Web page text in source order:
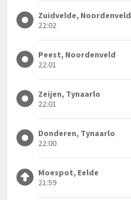
Zuidvelde, Noordenveld
22:02
Peest, Noordenveld
22:01
Zeijen, Tynaarlo
22:01
Donderen, Tynaarlo
22:00
Moespot, Eelde
21:59